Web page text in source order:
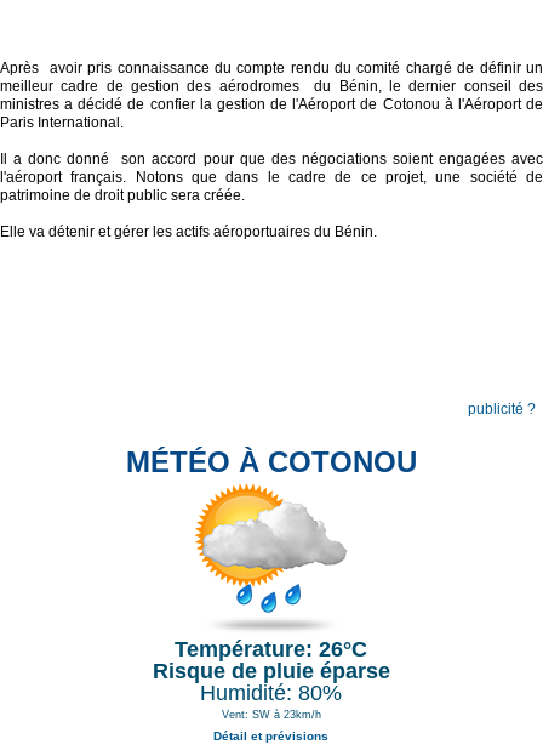
Après avoir pris connaissance du compte rendu du comité chargé de définir un
meilleur cadre de gestion des aérodromes du Bénin, le dernier conseil des
ministres a décidé de confier la gestion de l'Aéroport de Cotonou à l'Aéroport de
Paris International.
Il a donc donné son accord pour que des négociations soient engagées avec
l'aéroport français. Notons que dans le cadre de ce projet, une société de
patrimoine de droit public sera créée.
Elle va détenir et gérer les actifs aéroportuaires du Bénin.
publicité ?
MÉTÉO À COTONOU
Température: 26°C
Risque de pluie éparse
Humidité: 80%
Vent: SW à 23km/h
Détail et prévisions